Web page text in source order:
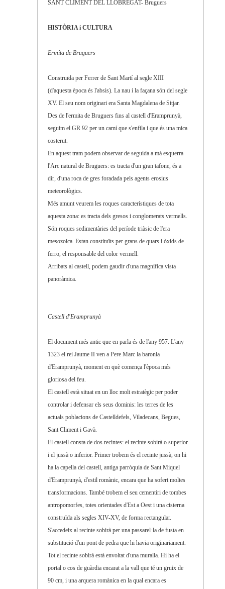
SANT CLIMENT DEL LLOBREGAT- Bruguers
HISTÒRIA i CULTURA
Ermita de Bruguers
Construïda per Ferrer de Sant Martí al segle XIII
(d'aquesta època és l'absis). La nau i la façana són del segle
XV. El seu nom originari era Santa Magdalena de Sitjar.
Des de l'ermita de Bruguers fins al castell d'Eramprunyà,
seguim el GR 92 per un camí que s'enfila i que és una mica
costerut.
En aquest tram podem observar de seguida a mà esquerra
l'Arc natural de Bruguers: es tracta d'un gran tafone, és a
dir, d'una roca de gres foradada pels agents erosius
meteorològics.
Més amunt veurem les roques característiques de tota
aquesta zona: es tracta dels gresos i conglomerats vermells.
Són roques sedimentàries del període triàsic de l'era
mesozoica. Estan constituïts per grans de quars i òxids de
ferro, el responsable del color vermell.
Arribats al castell, podem gaudir d'una magnífica vista
panoràmica.
Castell d'Eramprunyà
El document més antic que en parla és de l'any 957. L'any
1323 el rei Jaume II ven a Pere Marc la baronia
d'Eramprunyà, moment en què comença l'època més
gloriosa del feu.
El castell està situat en un lloc molt estratègic per poder
controlar i defensar els seus dominis: les terres de les
actuals poblacions de Castelldefels, Viladecans, Begues,
Sant Climent i Gavà.
El castell consta de dos recintes: el recinte sobirà o superior
i el jussà o inferior. Primer trobem és el recinte jussà, on hi
ha la capella del castell, antiga parròquia de Sant Miquel
d'Eramprunyà, d'estil romànic, encara que ha sofert moltes
transformacions. També trobem el seu cementiri de tombes
antropomorfes, totes orientades d'Est a Oest i una cisterna
construïda als segles XIV-XV, de forma rectangular.
S'accedeix al recinte sobirà per una passarel·la de fusta en
substitució d'un pont de pedra que hi havia originariament.
Tot el recinte sobirà està envoltat d'una muralla. Hi ha el
portal o cos de guàrdia encarat a la vall que té un gruix de
90 cm, i una arquera romànica en la qual encara es